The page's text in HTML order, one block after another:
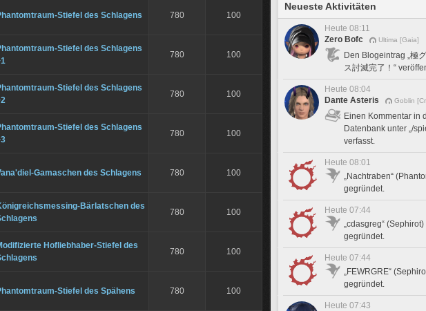
Stiefel des Schlagens 780 100
Stiefel des Schlagens
780 100
Stiefel des Schlagens
780 100
Stiefel des Schlagens
780 100
Gamaschen des Schlagens 780 100
Bärlatschen des
780 100
Hofliebhaber-Stiefel des
780 100
Stiefel des Spähens 780 100
Neueste Aktivitäten
Heute 08:11
Zero Bofc
Ultima [Gaia]
Den Blogeintrag „極
ス討滅完了！“
Heute 08:04
Dante Asteris
Goblin
Einen Kommentar in
Datenbank unter „/
verfasst.
Heute 08:01
„Nachtraben“
gegründet.
Heute 07:44
„cdasgreg“
gegründet.
Heute 07:44
„FEWRGRE“
gegründet.
Heute 07:43